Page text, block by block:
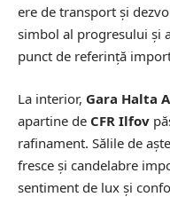
ere de transport și
simbol al progresului și
punct de referință
La interior, Gara Halta
apartine de CFR Ilfov
rafinament. Sălile de
fresce și candelabre
sentiment de lux și